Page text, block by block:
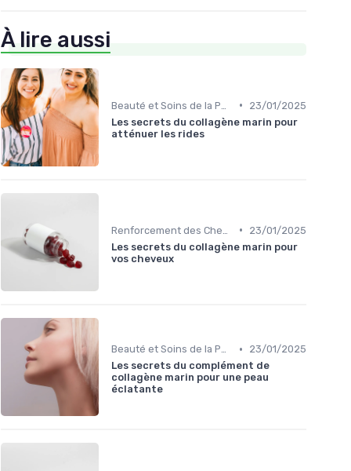
À lire aussi
•
23/01/2025
Les secrets du collagène marin pour
atténuer les rides
•
23/01/2025
Les secrets du collagène marin pour
vos cheveux
Beauté et Soins de la Peau •
23/01/2025
Les secrets du complément de
collagène marin pour une peau
éclatante